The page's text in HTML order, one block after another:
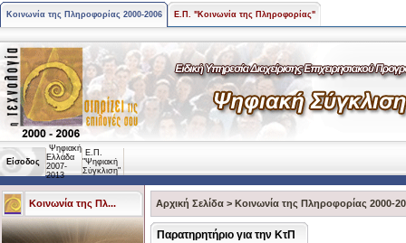
Κοινωνία της Πληροφορίας 2000-2006 Ε.Π. "Κοινωνία της Πληροφορίας"
Είσοδος
Ψηφιακή
Ελλάδα
2007-
2013
Ε.Π.
"Ψηφιακή
Σύγκλιση"
Κοινωνία της Πλ... Αρχική Σελίδα > Κοινωνία της Πληροφορίας 2000-
Παρατηρητήριο για την ΚτΠ